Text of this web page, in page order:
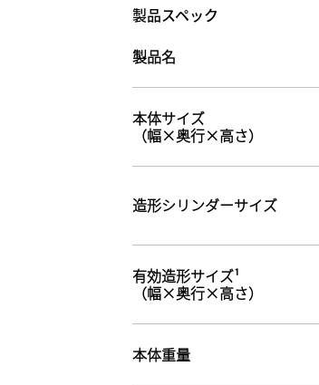
製品スペック
製品名
本体サイズ
（幅×奥行×高さ）
造形シリンダーサイズ
有効造形サイズ¹
（幅×奥行×高さ）
本体重量